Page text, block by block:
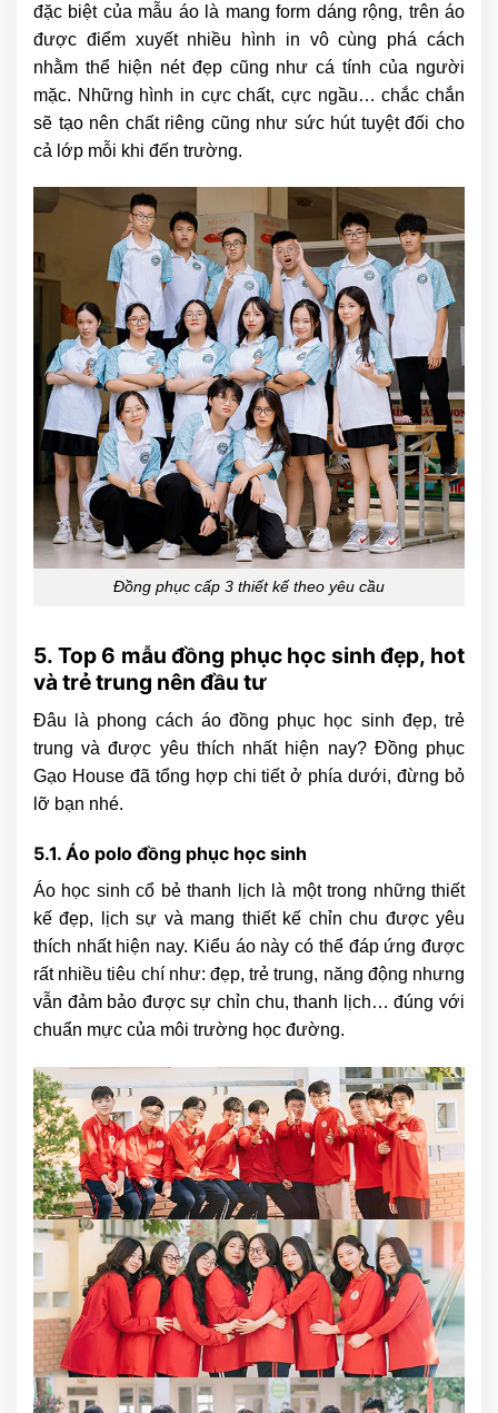
đặc biệt của mẫu áo là mang form dáng rộng, trên áo
được điểm xuyết nhiều hình in vô cùng phá cách
nhằm thể hiện nét đẹp cũng như cá tính của người
mặc. Những hình in cực chất, cực ngầu… chắc chắn
sẽ tạo nên chất riêng cũng như sức hút tuyệt đối cho
cả lớp mỗi khi đến trường.
Đồng phục cấp 3 thiết kế theo yêu cầu
5. Top 6 mẫu đồng phục học sinh đẹp, hot
và trẻ trung nên đầu tư
Đâu là phong cách áo đồng phục học sinh đẹp, trẻ
trung và được yêu thích nhất hiện nay? Đồng phục
Gạo House đã tổng hợp chi tiết ở phía dưới, đừng bỏ
lỡ bạn nhé.
5.1. Áo polo đồng phục học sinh
Áo học sinh cổ bẻ thanh lịch là một trong những thiết
kế đẹp, lịch sự và mang thiết kế chỉn chu được yêu
thích nhất hiện nay. Kiểu áo này có thể đáp ứng được
rất nhiều tiêu chí như: đẹp, trẻ trung, năng động nhưng
vẫn đảm bảo được sự chỉn chu, thanh lịch… đúng với
chuẩn mực của môi trường học đường.